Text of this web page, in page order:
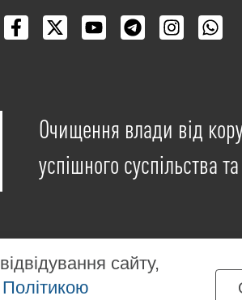
Очищення влади від
успішного суспільства
сайту,
Політикою